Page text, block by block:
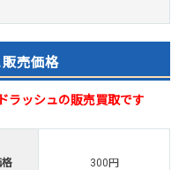
売価格
ラッシュの販売買取です
格 300円